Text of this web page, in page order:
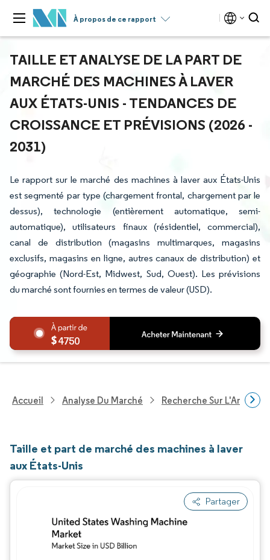
À propos de ce rapport
TAILLE ET ANALYSE DE LA PART DE
MARCHÉ DES MACHINES À LAVER
AUX ÉTATS-UNIS - TENDANCES DE
CROISSANCE ET PRÉVISIONS (2026 -
2031)
Le rapport sur le marché des machines à laver aux États-Unis
est segmenté par type (chargement frontal, chargement par le
dessus), technologie (entièrement automatique, semi-
automatique), utilisateurs finaux (résidentiel, commercial),
canal de distribution (magasins multimarques, magasins
exclusifs, magasins en ligne, autres canaux de distribution) et
géographie (Nord-Est, Midwest, Sud, Ouest). Les prévisions
du marché sont fournies en termes de valeur (USD).
4750
Accueil Analyse Du Marché Recherche Sur
Taille et part de marché des machines à laver
aux États-Unis
Partager